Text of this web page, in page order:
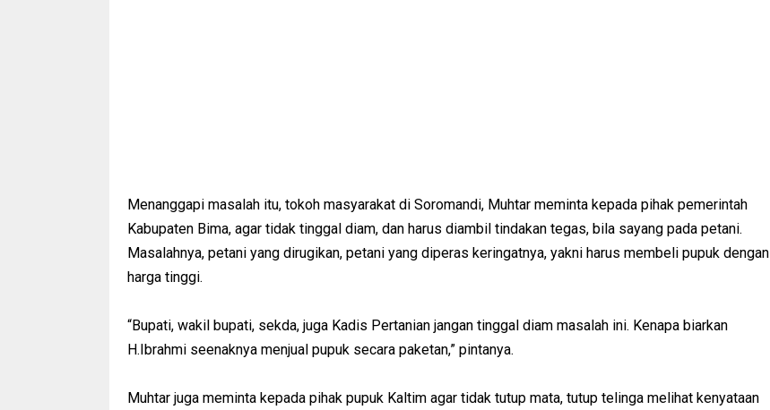
Menanggapi masalah itu, tokoh masyarakat di Soromandi, Muhtar meminta kepada pihak pemerintah
Kabupaten Bima, agar tidak tinggal diam, dan harus diambil tindakan tegas, bila sayang pada petani.
Masalahnya, petani yang dirugikan, petani yang diperas keringatnya, yakni harus membeli pupuk dengan
harga tinggi.
“Bupati, wakil bupati, sekda, juga Kadis Pertanian jangan tinggal diam masalah ini. Kenapa biarkan
H.Ibrahmi seenaknya menjual pupuk secara paketan,” pintanya.
Muhtar juga meminta kepada pihak pupuk Kaltim agar tidak tutup mata, tutup telinga melihat kenyataan